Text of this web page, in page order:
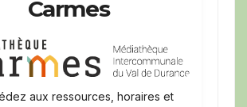
Carmes
aux ressources, horaires et